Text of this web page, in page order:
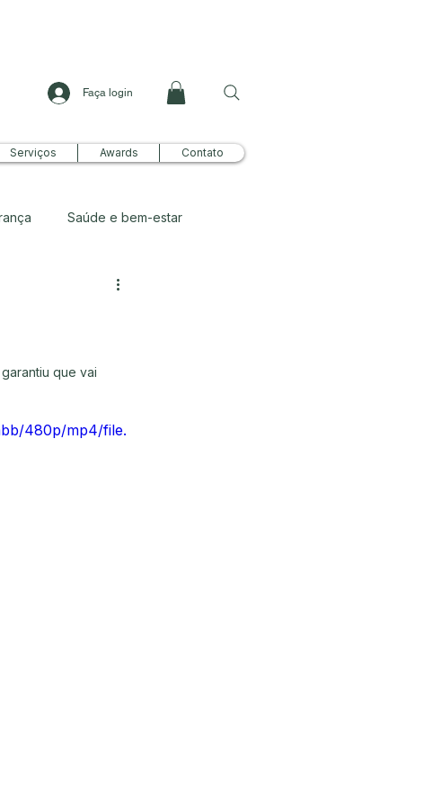
Faça login
Serviços Awards Contato
Saúde e bem-estar
que vai
480p/mp4/file.